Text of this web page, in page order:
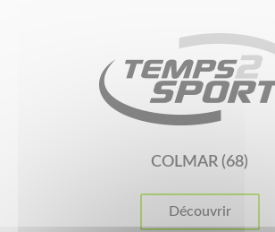
COLMAR (68)
Découvrir